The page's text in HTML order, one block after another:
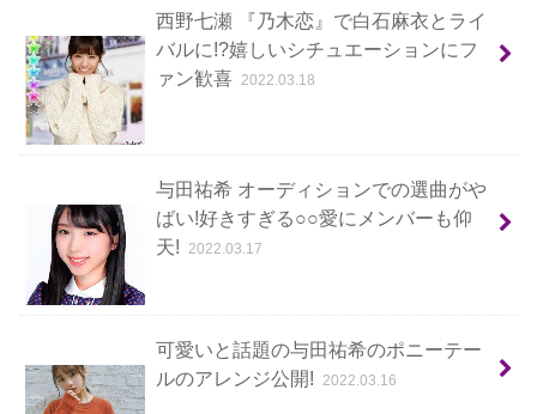
西野七瀬 『乃木恋』で白石麻衣とライ
バルに!?嬉しいシチュエーションにフ
ァン歓喜
2022.03.18
与田祐希 オーディションでの選曲がや
ばい!好きすぎる○○愛にメンバーも仰
天!
2022.03.17
可愛いと話題の与田祐希のポニーテー
ルのアレンジ公開!
2022.03.16